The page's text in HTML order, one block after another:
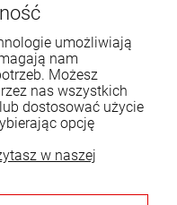
09 06
umożliwiają
nam
Możesz
nas wszystkich
dostosować użycie
opcję
w naszej